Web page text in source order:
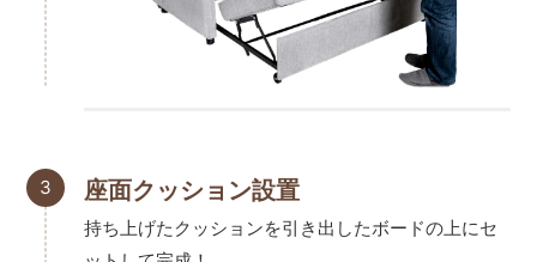
3 座面クッション設置
持ち上げたクッションを引き出したボードの上にセ